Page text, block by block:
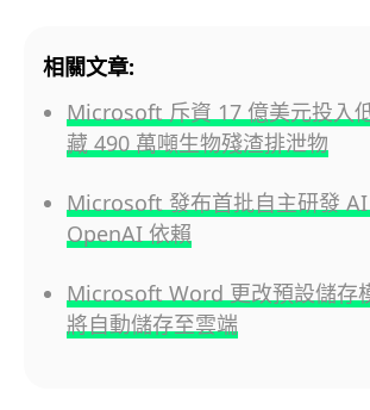
相關文章:
Microsoft 斥資 17 億美元投入
藏 490 萬噸生物殘渣排泄物
Microsoft 發布首批自主研發
OpenAI 依賴
Microsoft Word 更改預設儲
將自動儲存至雲端